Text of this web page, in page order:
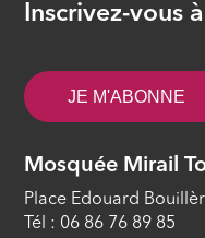
Inscrivez-vous
JE M'ABONNE
Mosquée Mirail
Place Edouard
Tél : 06 86 76 89 85